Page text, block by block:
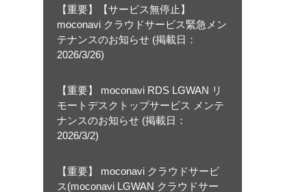
【重要】【サービス無停止】
moconavi クラウドサービス緊急メン
テナンスのお知らせ (掲載日：
2026/3/26)
【重要】 moconavi RDS LGWAN リ
モートデスクトップサービス メンテ
ナンスのお知らせ (掲載日：
2026/3/2)
【重要】 moconavi クラウドサービ
ス(moconavi LGWAN クラウドサー